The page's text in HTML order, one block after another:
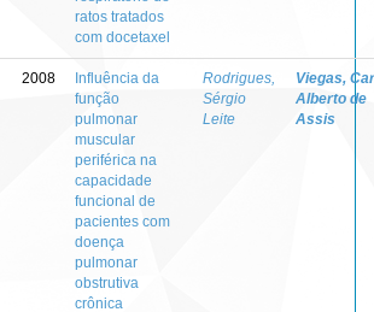
ratos tratados
com docetaxel
2008
Influência da
função
pulmonar
muscular
periférica na
capacidade
funcional de
pacientes com
doença
pulmonar
obstrutiva
crônica
Rodrigues,
Sérgio
Leite
Viegas,
Alberto de
Assis